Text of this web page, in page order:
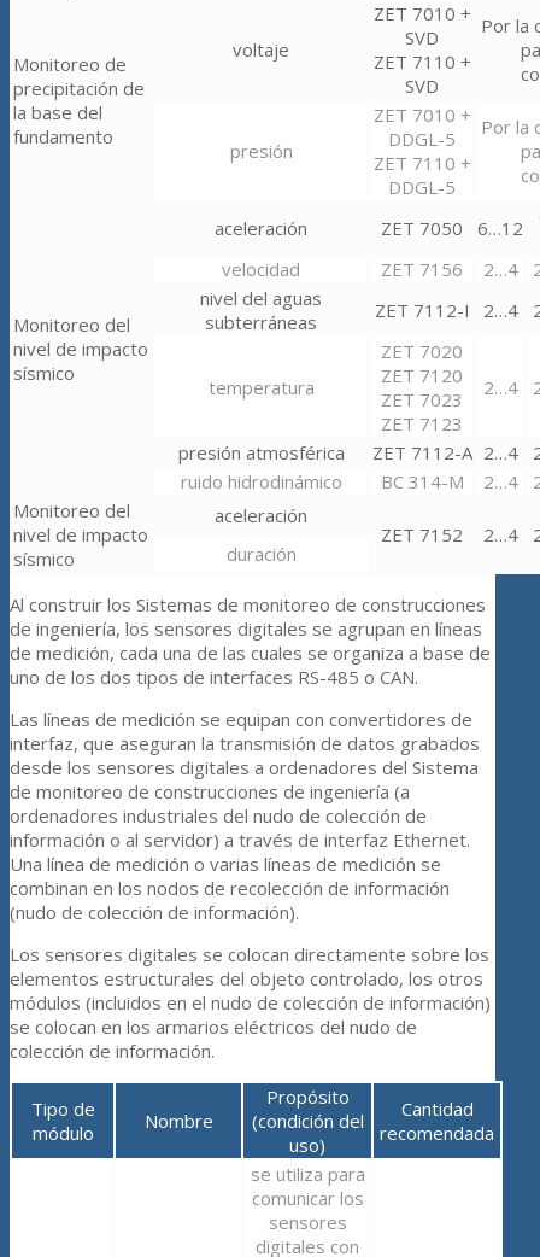
Monitoreo de
precipitación de
la base del
fundamento
voltaje
ZET 7010 +
SVD
ZET 7110 +
SVD
Por la
presión
ZET 7010 +
DDGL-5
ZET 7110 +
DDGL-5
Por la
Monitoreo del
nivel de impacto
sísmico
aceleración ZET 7050 6…12
velocidad
ZET 7156 2…4
nivel del aguas
subterráneas
ZET 7112-I 2…4
temperatura
ZET 7020
ZET 7120
ZET 7023
ZET 7123
2…4
presión atmosférica ZET 7112-A 2…4
ruido hidrodinámico
ВС 314-M 2…4
Monitoreo del
nivel de impacto
sísmico
aceleración
ZET 7152
2…4
duración
Al construir los Sistemas de monitoreo de construcciones
de ingeniería, los sensores digitales se agrupan en líneas
de medición, cada una de las cuales se organiza a base de
uno de los dos tipos de interfaces RS-485 o CAN.
Las líneas de medición se equipan con convertidores de
interfaz, que aseguran la transmisión de datos grabados
desde los sensores digitales a ordenadores del Sistema
de monitoreo de construcciones de ingeniería (a
ordenadores industriales del nudo de colección de
información o al servidor) a través de interfaz Ethernet.
Una línea de medición o varias líneas de medición se
combinan en los nodos de recolección de información
(nudo de colección de información).
Los sensores digitales se colocan directamente sobre los
elementos estructurales del objeto controlado, los otros
módulos (incluidos en el nudo de colección de información)
se colocan en los armarios eléctricos del nudo de
colección de información.
Tipo de
módulo
Nombre
Propósito
(condición del
uso)
Cantidad
recomendada
se utiliza para
comunicar los
sensores
digitales con